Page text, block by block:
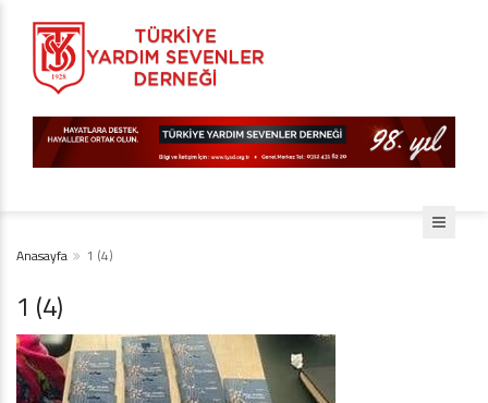
Anasayfa 1 (4)
1 (4)